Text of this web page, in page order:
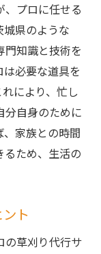
、プロに任せる
城県のような
知識と技術を
必要な道具を
により、忙し
分自身のために
家族との時間
るため、生活の
ト
の草刈り代行サ